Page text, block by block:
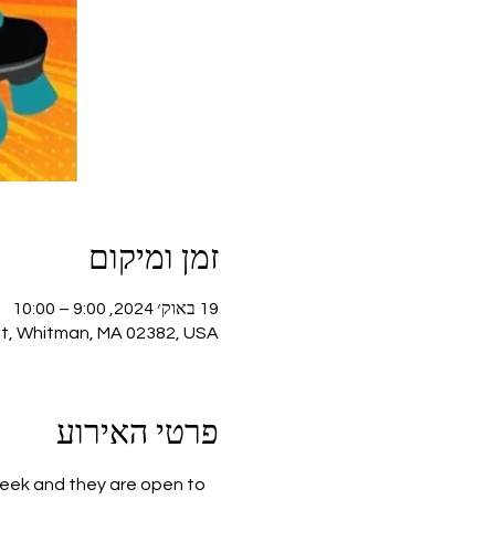
זמן ומיקום
19 באוק׳ 2024, 9:00 – 10:00
Whitman, MA 02382, USA
פרטי האירוע
and they are open to